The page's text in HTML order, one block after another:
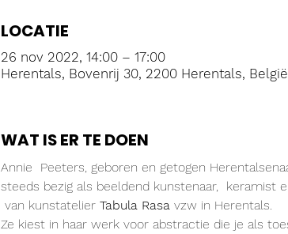
LOCATIE
26 nov 2022, 14:00 – 17:00
Herentals, Bovenrij 30, 2200 Herentals, België
WAT IS ER TE DOEN
Annie  Peeters, geboren en getogen
steeds bezig als beeldend kunstenaar,
van kunstatelier Tabula Rasa vzw in Herentals.
Ze kiest in haar werk voor abstractie die je als